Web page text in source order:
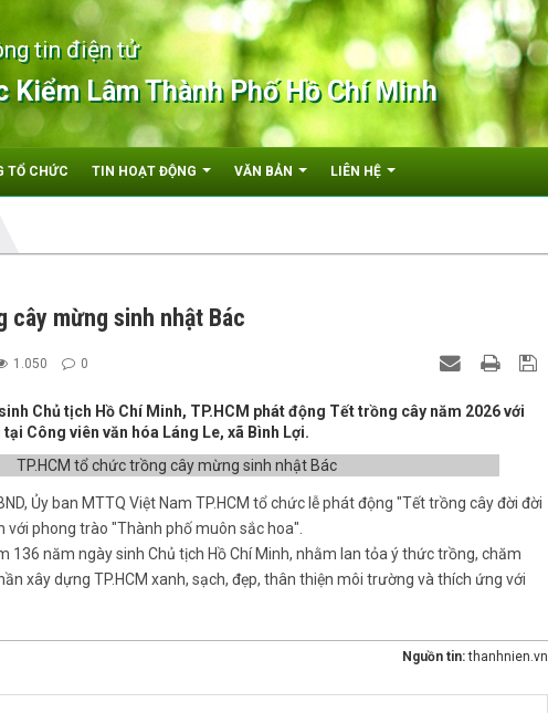
tin điện tử
Kiểm Lâm Thành Phố Hồ Chí Minh
TỔ CHỨC TIN HOẠT ĐỘNG VĂN BẢN LIÊN HỆ
cây mừng sinh nhật Bác
1.050 0
Chủ tịch Hồ Chí Minh, TP.HCM phát động Tết trồng cây năm 2026 với
Công viên văn hóa Láng Le, xã Bình Lợi.
Ủy ban MTTQ Việt Nam TP.HCM tổ chức lễ phát động "Tết trồng cây đời đời
với phong trào "Thành phố muôn sắc hoa".
136 năm ngày sinh Chủ tịch Hồ Chí Minh, nhằm lan tỏa ý thức trồng, chăm
xây dựng TP.HCM xanh, sạch, đẹp, thân thiện môi trường và thích ứng với
Nguồn tin:thanhnien.vn